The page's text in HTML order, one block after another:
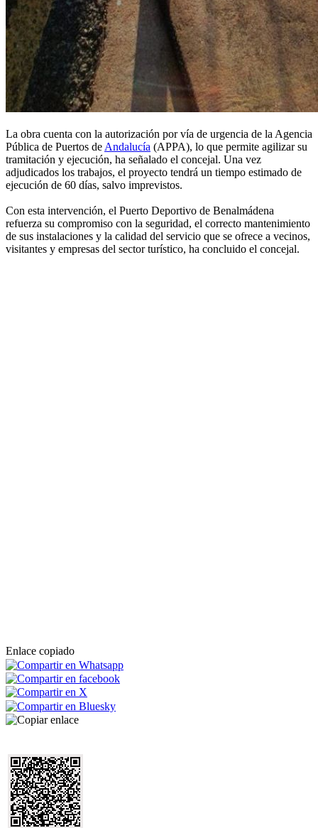
La obra cuenta con la autorización por vía de urgencia de la Agencia
Pública de Puertos de Andalucía (APPA), lo que permite agilizar su
tramitación y ejecución, ha señalado el concejal. Una vez
adjudicados los trabajos, el proyecto tendrá un tiempo estimado de
ejecución de 60 días, salvo imprevistos.
Con esta intervención, el Puerto Deportivo de Benalmádena
refuerza su compromiso con la seguridad, el correcto mantenimiento
de sus instalaciones y la calidad del servicio que se ofrece a vecinos,
visitantes y empresas del sector turístico, ha concluido el concejal.
Enlace copiado